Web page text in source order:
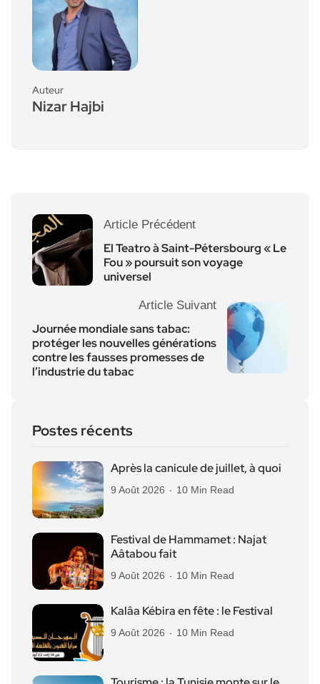
Auteur
Nizar Hajbi
Article Précédent
El Teatro à Saint-Pétersbourg « Le
Fou » poursuit son voyage
universel
Article Suivant
Journée mondiale sans tabac:
protéger les nouvelles générations
contre les fausses promesses de
l’industrie du tabac
Postes récents
Après la canicule de juillet, à quoi
9 Août 2026 10 Min Read
Festival de Hammamet : Najat
Aâtabou fait
9 Août 2026 10 Min Read
Kalâa Kébira en fête : le Festival
9 Août 2026 10 Min Read